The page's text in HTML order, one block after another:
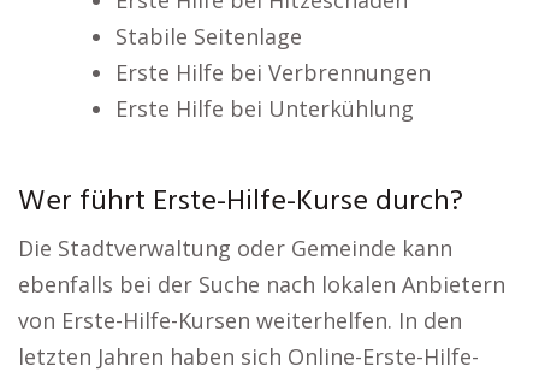
Stabile Seitenlage
Erste Hilfe bei Verbrennungen
Erste Hilfe bei Unterkühlung
Wer führt Erste-Hilfe-Kurse durch?
Die Stadtverwaltung oder Gemeinde kann
ebenfalls bei der Suche nach lokalen Anbietern
von Erste-Hilfe-Kursen weiterhelfen. In den
letzten Jahren haben sich Online-Erste-Hilfe-